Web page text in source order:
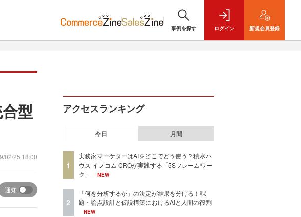
事例を探す ログイン 新規会員登録
型
02/25 18:00
通知
アクセスランキング
今日 月間
1
実務家マーケターはAIをどこでどう使う？積水ハ
ウス イノコム CROが実践する「5Sフレームワー
ク」
NEW
2
「何を分析するか」の決定が結果を分ける！課
題・論点設計と仮説構築におけるAIと人間の役割
NEW